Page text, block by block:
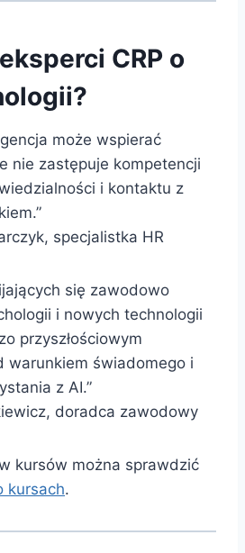
CRP o
może wspierać
nie zastępuje kompetencji
i kontaktu z
specjalistka HR
się zawodowo
i nowych technologii
przyszłościowym
warunkiem świadomego i
z AI.”
doradca zawodowy
kursów można sprawdzić
kursach.